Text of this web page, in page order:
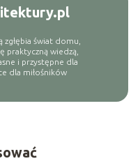
świat domu,
praktyczną wiedzą,
i przystępne dla
dla miłośników